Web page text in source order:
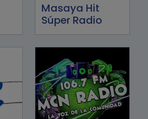
Masaya Hit
Súper Radio